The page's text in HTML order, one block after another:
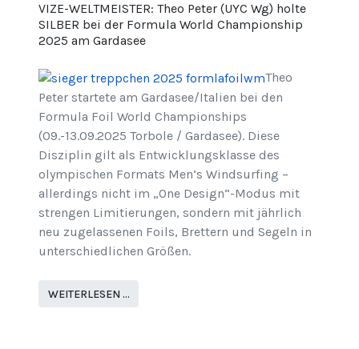
VIZE-WELTMEISTER: Theo Peter (UYC Wg) holte
SILBER bei der Formula World Championship
2025 am Gardasee
Theo
Peter startete am Gardasee/Italien bei den
Formula Foil World Championships
(09.-13.09.2025 Torbole / Gardasee). Diese
Disziplin gilt als Entwicklungsklasse des
olympischen Formats Men’s Windsurfing –
allerdings nicht im „One Design“-Modus mit
strengen Limitierungen, sondern mit jährlich
neu zugelassenen Foils, Brettern und Segeln in
unterschiedlichen Größen.
WEITERLESEN …